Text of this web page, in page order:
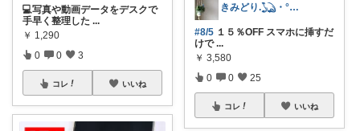
💻写真や動画データをデスクで
手早く整理した ...
￥ 1,290
0 0 3
コレ いいね
きみどり.𓆏・°いつも感謝です
#8/5 １５％OFF スマホに挿すだ
けで ...
￥ 3,580
0 0 25
コレ いいね